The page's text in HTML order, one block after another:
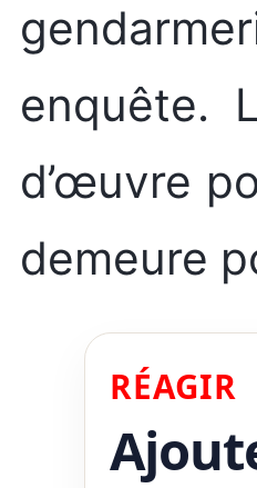
enquête.
d’œuvre
demeure
RÉAGIR